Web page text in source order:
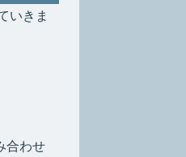
いきま
合わせ